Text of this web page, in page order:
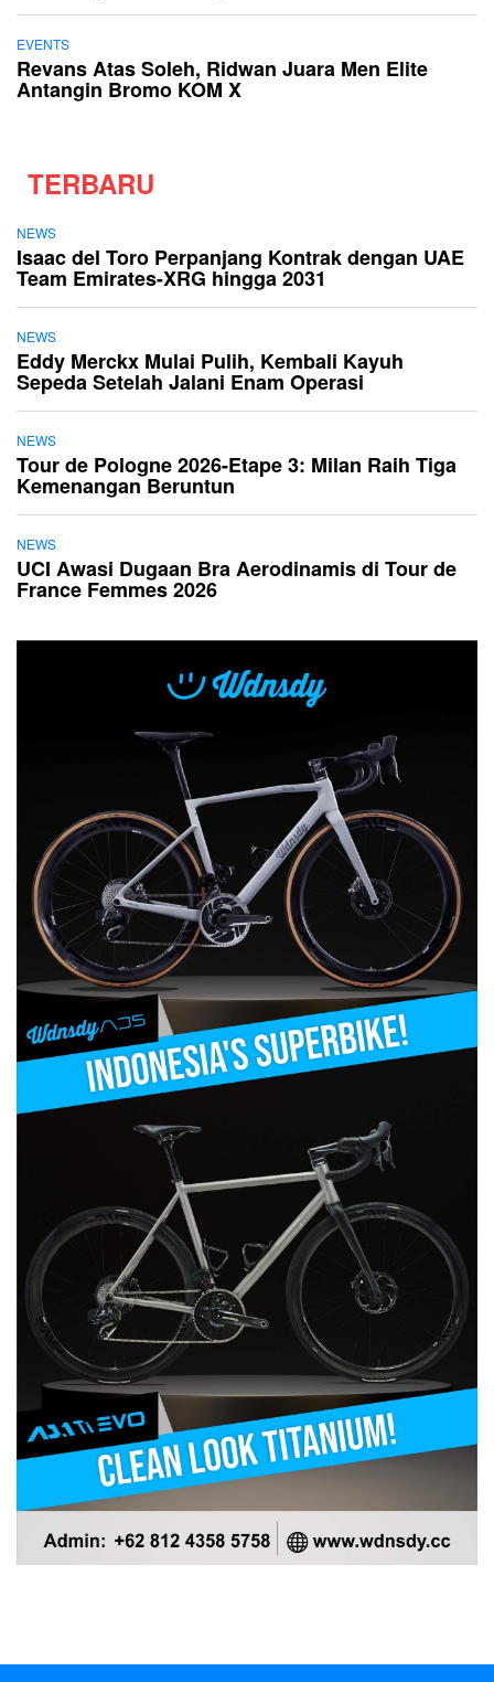
EVENTS
Revans Atas Soleh, Ridwan Juara Men Elite
Antangin Bromo KOM X
TERBARU
NEWS
Isaac del Toro Perpanjang Kontrak dengan UAE
Team Emirates-XRG hingga 2031
NEWS
Eddy Merckx Mulai Pulih, Kembali Kayuh
Sepeda Setelah Jalani Enam Operasi
NEWS
Tour de Pologne 2026-Etape 3: Milan Raih Tiga
Kemenangan Beruntun
NEWS
UCI Awasi Dugaan Bra Aerodinamis di Tour de
France Femmes 2026